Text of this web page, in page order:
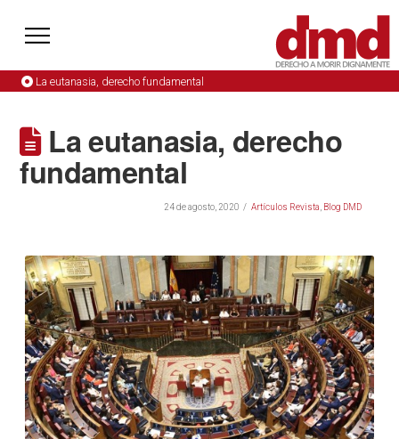
La eutanasia, derecho fundamental
La eutanasia, derecho
fundamental
24 de agosto, 2020 Artículos Revista Blog DMD